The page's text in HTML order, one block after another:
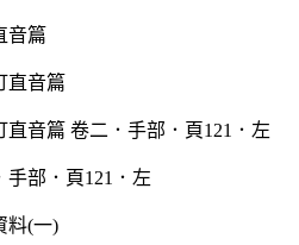
音篇
手部．頁121．左
料(一)